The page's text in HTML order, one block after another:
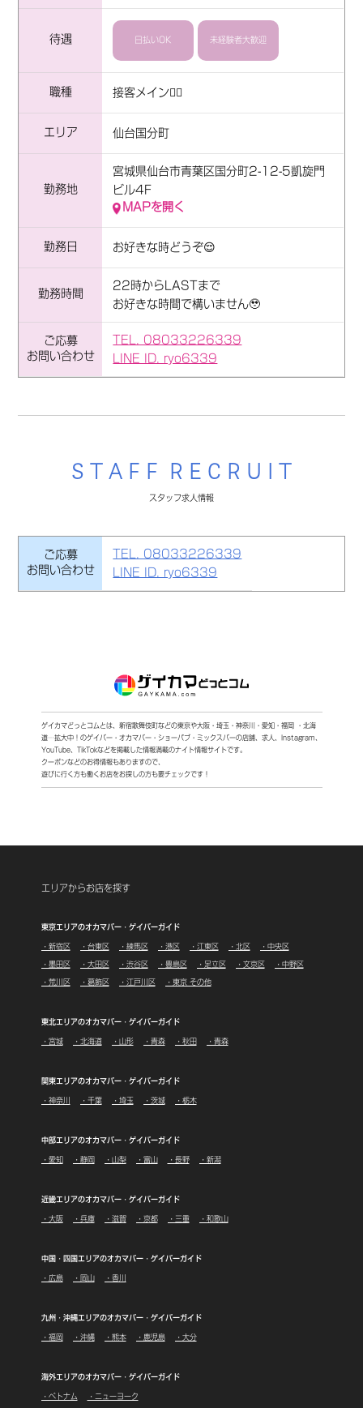
待遇 日払いOK 未経験者大歓迎
職種 接客メイン💁‍♀️
エリア 仙台国分町
勤務地
宮城県仙台市青葉区国分町2-12-5凱旋門
ビル4F
MAPを開く
勤務日 お好きな時どうぞ😌
勤務時間
22時からLASTまで
お好きな時間で構いません🥹
ご応募
お問い合わせ
TEL. 08033226339
LINE ID. ryo6339
S T A F F R E C R U I T
スタッフ求人情報
ご応募
お問い合わせ
TEL. 08033226339
LINE ID. ryo6339
ゲイカマどっとコムとは、新宿歌舞伎町などの東京や大阪・埼玉・神奈川・愛知・福岡 ・北海
道…拡大中！ のゲイバー・オカマバー・ショーパブ・ミックスバーの店舗、求人、Instagram、
YouTube、TikTokなどを掲載した情報満載のナイト情報サイトです。
クーポンなどのお得情報もありますので、
遊びに行く方も働くお店をお探しの方も要チェックです！
エリアからお店を探す
東京エリアのオカマバー・ゲイバーガイド
・新宿区 ・台東区 ・練馬区 ・港区 ・江東区 ・北区 ・中央区
・墨田区 ・大田区 ・渋谷区 ・豊島区 ・足立区 ・文京区 ・中野区
・荒川区 ・葛飾区 ・江戸川区 ・東京 その他
東北エリアのオカマバー・ゲイバーガイド
・宮城 ・北海道 ・山形 ・青森 ・秋田 ・青森
関東エリアのオカマバー・ゲイバーガイド
・神奈川 ・千葉 ・埼玉 ・茨城 ・栃木
中部エリアのオカマバー・ゲイバーガイド
・愛知 ・静岡 ・山梨 ・富山 ・長野 ・新潟
近畿エリアのオカマバー・ゲイバーガイド
・大阪 ・兵庫 ・滋賀 ・京都 ・三重 ・和歌山
中国・四国エリアのオカマバー・ゲイバーガイド
・広島 ・岡山 ・香川
九州・沖縄エリアのオカマバー・ゲイバーガイド
・福岡 ・沖縄 ・熊本 ・鹿児島 ・大分
海外エリアのオカマバー・ゲイバーガイド
・ベトナム ・ニューヨーク